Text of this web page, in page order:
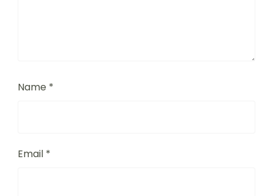
Name *
Email *